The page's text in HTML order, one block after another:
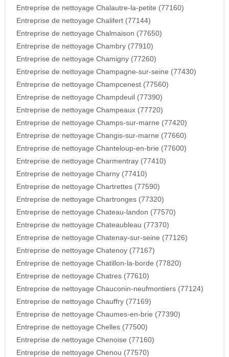
Entreprise de nettoyage Chalautre-la-petite (77160)
Entreprise de nettoyage Chalifert (77144)
Entreprise de nettoyage Chalmaison (77650)
Entreprise de nettoyage Chambry (77910)
Entreprise de nettoyage Chamigny (77260)
Entreprise de nettoyage Champagne-sur-seine (77430)
Entreprise de nettoyage Champcenest (77560)
Entreprise de nettoyage Champdeuil (77390)
Entreprise de nettoyage Champeaux (77720)
Entreprise de nettoyage Champs-sur-marne (77420)
Entreprise de nettoyage Changis-sur-marne (77660)
Entreprise de nettoyage Chanteloup-en-brie (77600)
Entreprise de nettoyage Charmentray (77410)
Entreprise de nettoyage Charny (77410)
Entreprise de nettoyage Chartrettes (77590)
Entreprise de nettoyage Chartronges (77320)
Entreprise de nettoyage Chateau-landon (77570)
Entreprise de nettoyage Chateaubleau (77370)
Entreprise de nettoyage Chatenay-sur-seine (77126)
Entreprise de nettoyage Chatenoy (77167)
Entreprise de nettoyage Chatillon-la-borde (77820)
Entreprise de nettoyage Chatres (77610)
Entreprise de nettoyage Chauconin-neufmontiers (77124)
Entreprise de nettoyage Chauffry (77169)
Entreprise de nettoyage Chaumes-en-brie (77390)
Entreprise de nettoyage Chelles (77500)
Entreprise de nettoyage Chenoise (77160)
Entreprise de nettoyage Chenou (77570)